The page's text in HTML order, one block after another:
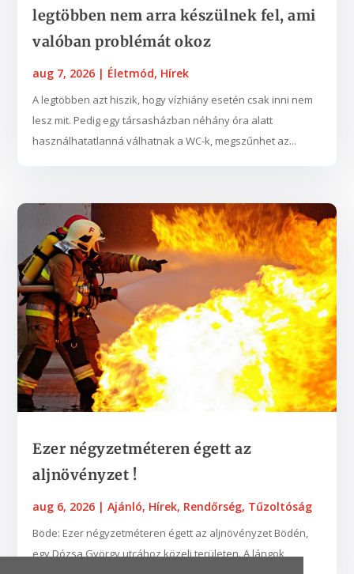
legtöbben nem arra készülnek fel, ami
valóban problémát okoz
aug 7, 2026 | Életmód, Hírek
A legtöbben azt hiszik, hogy vízhiány esetén csak inni nem
lesz mit. Pedig egy társasházban néhány óra alatt
használhatatlanná válhatnak a WC-k, megszűnhet az...
Ezer négyzetméteren égett az
aljnövényzet !
aug 6, 2026 |Ajánló, Hírek, Rendőrség, Tűzoltóság
Böde: Ezer négyzetméteren égett az aljnövényzet Bödén,
egy Dózsa György utcához közeli területen. A lángok